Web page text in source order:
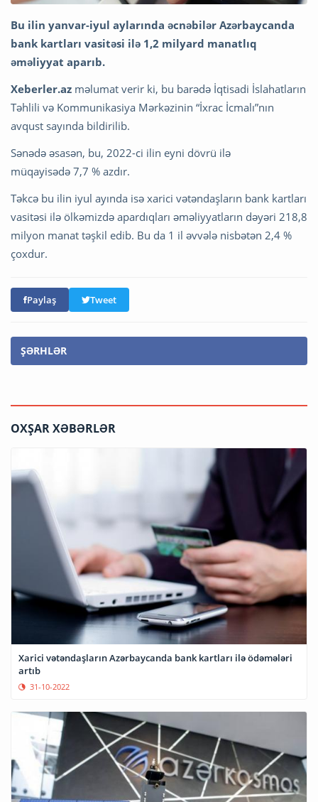
Bu ilin yanvar-iyul aylarında əcnəbilər Azərbaycanda
bank kartları vasitəsi ilə 1,2 milyard manatlıq
əməliyyat aparıb.
Xeberler.az məlumat verir ki, bu barədə İqtisadi İslahatların
Təhlili və Kommunikasiya Mərkəzinin “İxrac İcmalı”nın
avqust sayında bildirilib.
Sənədə əsasən, bu, 2022-ci ilin eyni dövrü ilə
müqayisədə 7,7 % azdır.
Təkcə bu ilin iyul ayında isə xarici vətəndaşların bank kartları
vasitəsi ilə ölkəmizdə apardıqları əməliyyatların dəyəri 218,8
milyon manat təşkil edib. Bu da 1 il əvvələ nisbətən 2,4 %
çoxdur.
Paylaş Tweet
ŞƏRHLƏR
OXŞAR XƏBƏRLƏR
Xarici vətəndaşların Azərbaycanda bank kartları ilə ödəmələri
artıb
31-10-2022